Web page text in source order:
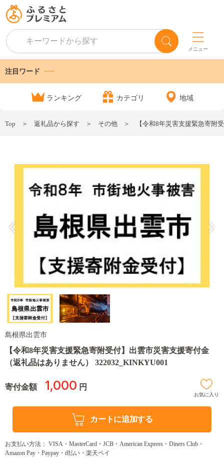
メニュー
注目ワード
ランキング カテゴリ 地域
Top 返礼品から探す その他 【令和8年災害支援緊急寄附
島根県出雲市
【令和8年災害支援緊急寄附受付】出雲市災害支援寄付金
（返礼品はありません） 322032_KINKYU001
寄付金額 1,000 円
お気に入り
カートに追加する
お支払い方法： VISA・MasterCard・JCB・American Express・Diners Club・
Amazon Pay・Paypay・d払い・楽天ペイ